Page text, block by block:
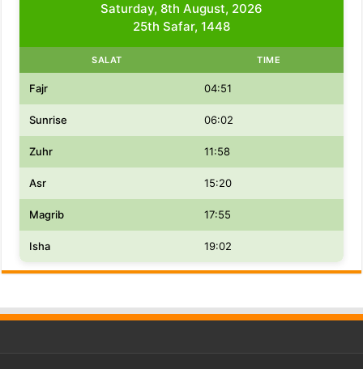
Saturday, 8th August, 2026
25th Safar, 1448
SALAT TIME
Fajr 04:51
Sunrise 06:02
Zuhr 11:58
Asr 15:20
Magrib 17:55
Isha 19:02